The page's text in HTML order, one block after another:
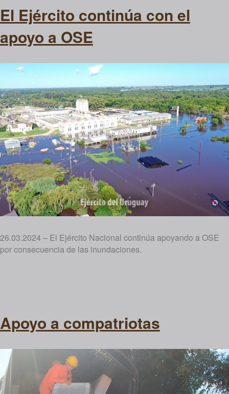
El Ejército continúa con el
apoyo a OSE
26.03.2024 – El Ejército Nacional continúa apoyando a OSE
por consecuencia de las inundaciones.
Apoyo a compatriotas